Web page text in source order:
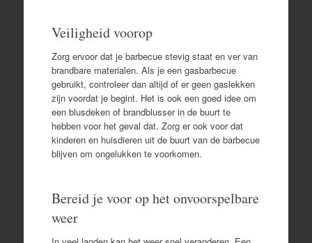
Veiligheid voorop
Zorg ervoor dat je barbecue stevig staat en ver van
brandbare materialen. Als je een gasbarbecue
gebruikt, controleer dan altijd of er geen gaslekken
zijn voordat je begint. Het is ook een goed idee om
een blusdeken of brandblusser in de buurt te
hebben voor het geval dat. Zorg er ook voor dat
kinderen en huisdieren uit de buurt van de barbecue
blijven om ongelukken te voorkomen.
Bereid je voor op het onvoorspelbare
weer